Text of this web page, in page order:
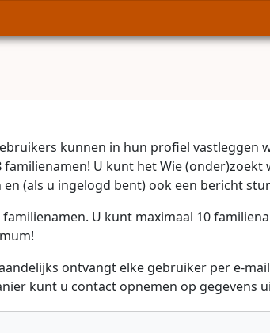
kunnen in hun profiel vastleggen
familienamen! U kunt het Wie (onder)zoekt
(als u ingelogd bent) ook een bericht
U kunt maximaal 10
ontvangt elke gebruiker per e-
kunt u contact opnemen op gegevens